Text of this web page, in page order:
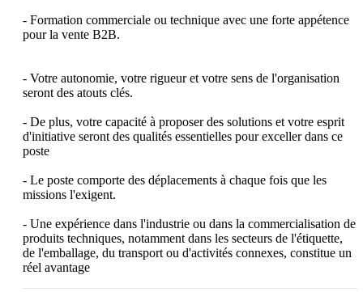
- Formation commerciale ou technique avec une forte appétence
pour la vente B2B.
- Votre autonomie, votre rigueur et votre sens de l'organisation
seront des atouts clés.
- De plus, votre capacité à proposer des solutions et votre esprit
d'initiative seront des qualités essentielles pour exceller dans ce
poste
- Le poste comporte des déplacements à chaque fois que les
missions l'exigent.
- Une expérience dans l'industrie ou dans la commercialisation de
produits techniques, notamment dans les secteurs de l'étiquette,
de l'emballage, du transport ou d'activités connexes, constitue un
réel avantage